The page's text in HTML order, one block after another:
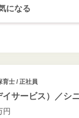
になる
育士 / 正社員
サービス）／シ
円